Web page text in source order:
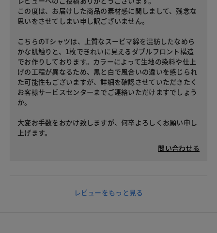
この度は、お届けした商品の素材感に関しまして、残念な
思いをさせてしまい申し訳ございません。
こちらのTシャツは、上質なスーピマ綿を混紡したなめら
かな肌触りと、1枚できれいに見えるダブルフロント構造
でお作りしております。カラーによって生地の染料や仕上
げの工程が異なるため、黒と白で風合いの違いを感じられ
た可能性もございますが、詳細を確認させていただきたく
お客様サービスセンターまでご連絡いただけますでしょう
か。
大変お手数をおかけ致しますが、何卒よろしくお願い申し
上げます。
問い合わせる
レビューをもっと見る